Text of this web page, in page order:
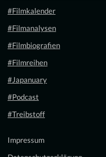
#Filmkalender
#Filmanalysen
#Filmbiografien
#Filmreihen
#Japanuary
#Podcast
#Treibstoff
Impressum